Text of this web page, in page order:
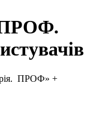
ПРОФ.
ПРОФ» +